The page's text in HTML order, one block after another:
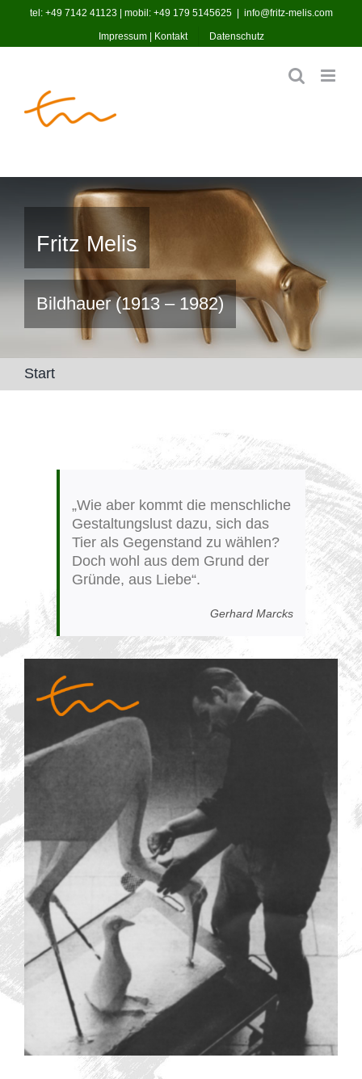
springen
tel: +49 7142 41123 | mobil: +49 179 5145625 info@fritz-melis.com
Impressum | Kontakt Datenschutz
Fritz Melis
Bildhauer (1913 – 1982)
Start
„Wie aber kommt die menschliche
Gestaltungslust dazu, sich das
Tier als Gegenstand zu wählen?
Doch wohl aus dem Grund der
Gründe, aus Liebe“.
Gerhard Marcks